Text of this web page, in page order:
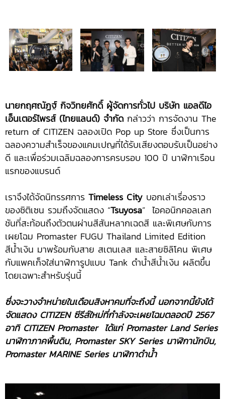
นายกฤศณัฏฐ์ กิจวิทยศักดิ์ ผู้จัดการทั่วไป บริษัท แอลดีไอ
เอ็นเตอร์ไพรส์ (ไทยแลนด์) จำกัด กล่าวว่า การจัดงาน The
return of CITIZEN ฉลองเปิด Pop up Store ซึ่งเป็นการ
ฉลองความสำเร็จของแคมเปญที่ได้รับเสียงตอบรับเป็นอย่าง
ดี และเพื่อร่วมเฉลิมฉลองการครบรอบ 100 ปี นาฬิกาเรือน
แรกของแบรนด์
เราจึงได้จัดนิทรรศการ Timeless City บอกเล่าเรื่องราว
ของซิติเซน รวมถึงจัดแสดง “Tsuyosa” ไอคอนิกคอลเลก
ชันที่สะท้อนถึงตัวตนผ่านสีสันหลากเฉดสี และพิเศษกับการ
เผยโฉม Promaster FUGU Thailand Limited Edition
สีน้ำเงิน มาพร้อมกับสาย สเตนเลส และสายซิลิโคน พิเศษ
กับแพคเก็จใส่นาฬิการูปแบบ Tank ดำน้ำสีน้ำเงิน ผลิตขึ้น
โดยเฉพาะสำหรับรุ่นนี้
ซึ่งจะวางจำหน่ายในเดือนสิงหาคมที่จะถึงนี้ นอกจากนี้ยังได้
จัดแสดง CITIZEN ซีรีส์ใหม่ที่กำลังจะเผยโฉมตลอดปี 2567
อาทิ CITIZEN Promaster ได้แก่ Promaster Land Series
นาฬิกาภาคพื้นดิน, Promaster SKY Series นาฬิกานักบิน,
Promaster MARINE Series นาฬิกาดำน้ำ